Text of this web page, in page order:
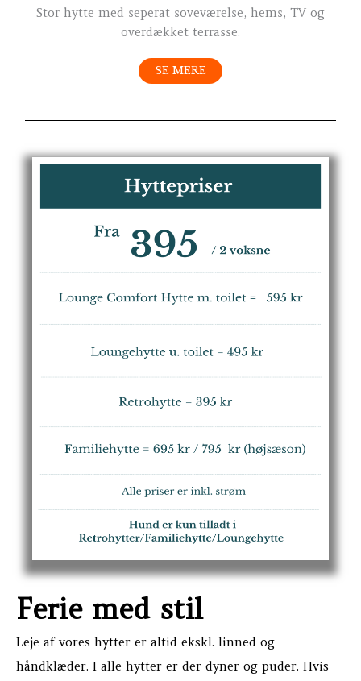
Stor hytte med seperat soveværelse, hems, TV og
overdækket terrasse.
SE MERE
Ferie med stil
Leje af vores hytter er altid ekskl. linned og
håndklæder. I alle hytter er der dyner og puder. Hvis